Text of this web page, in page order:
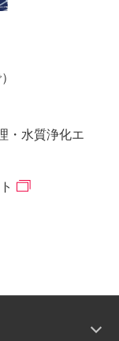
・水質浄化エ